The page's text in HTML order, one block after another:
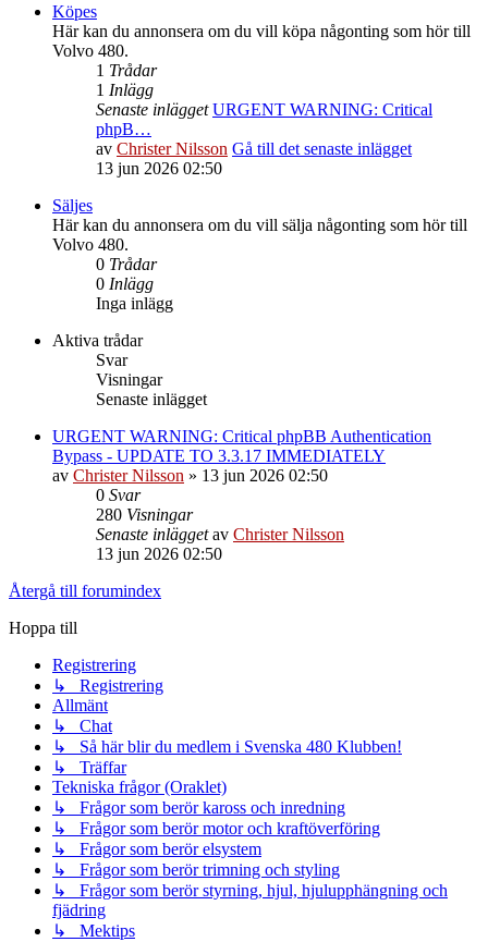
Köpes
Här kan du annonsera om du vill köpa någonting som hör till
Volvo 480.
1 Trådar
1 Inlägg
Senaste inlägget URGENT WARNING: Critical
phpB…
av Christer Nilsson Gå till det senaste inlägget
13 jun 2026 02:50
Säljes
Här kan du annonsera om du vill sälja någonting som hör till
Volvo 480.
0 Trådar
0 Inlägg
Inga inlägg
Aktiva trådar
Svar
Visningar
Senaste inlägget
URGENT WARNING: Critical phpBB Authentication
Bypass - UPDATE TO 3.3.17 IMMEDIATELY
av Christer Nilsson » 13 jun 2026 02:50
0 Svar
280 Visningar
Senaste inläggetav Christer Nilsson
13 jun 2026 02:50
Återgå till forumindex
Hoppa till
Registrering
↳ Registrering
Allmänt
↳ Chat
↳ Så här blir du medlem i Svenska 480 Klubben!
↳ Träffar
Tekniska frågor (Oraklet)
↳ Frågor som berör kaross och inredning
↳ Frågor som berör motor och kraftöverföring
↳ Frågor som berör elsystem
↳ Frågor som berör trimning och styling
↳ Frågor som berör styrning, hjul, hjulupphängning och
fjädring
↳ Mektips